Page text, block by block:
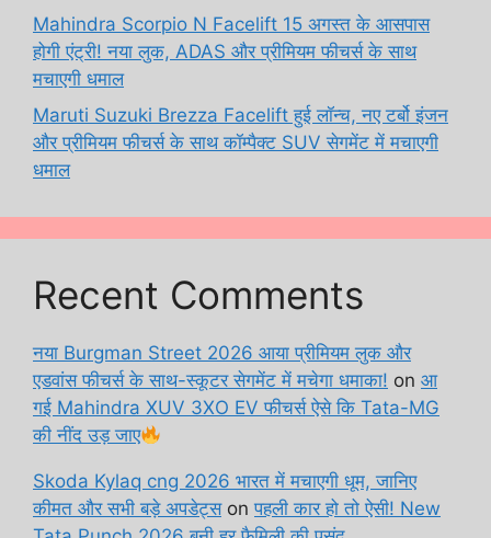
Mahindra Scorpio N Facelift 15 अगस्त के आसपास
होगी एंट्री! नया लुक, ADAS और प्रीमियम फीचर्स के साथ
मचाएगी धमाल
Maruti Suzuki Brezza Facelift हुई लॉन्च, नए टर्बो इंजन
और प्रीमियम फीचर्स के साथ कॉम्पैक्ट SUV सेगमेंट में मचाएगी
धमाल
Recent Comments
नया Burgman Street 2026 आया प्रीमियम लुक और
एडवांस फीचर्स के साथ-स्कूटर सेगमेंट में मचेगा धमाका! on आ
गई Mahindra XUV 3XO EV फीचर्स ऐसे कि Tata-MG
की नींद उड़ जाए
Skoda Kylaq cng 2026 भारत में मचाएगी धूम, जानिए
कीमत और सभी बड़े अपडेट्सonपहली कार हो तो ऐसी! New